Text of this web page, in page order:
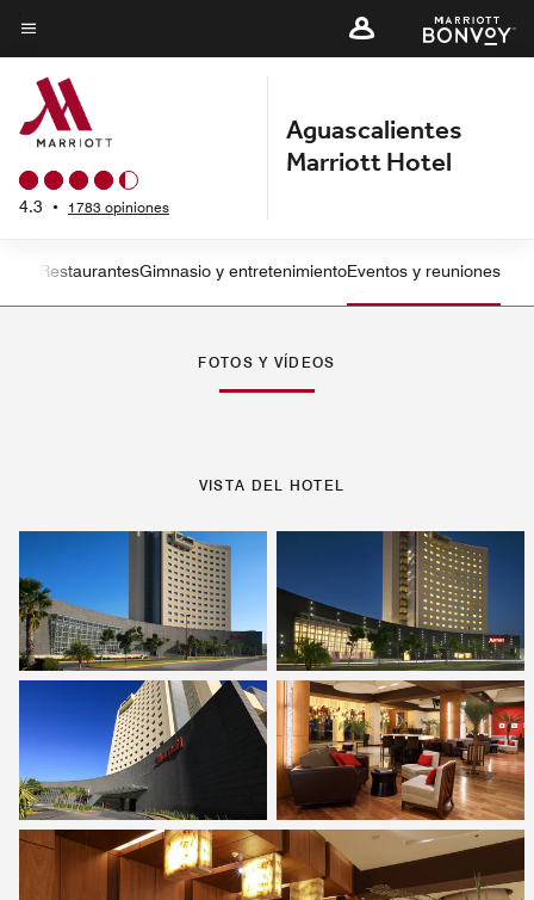
Skip
to
main
content
Texto del menú
4.3 • 1783 opiniones
Aguascalientes
Marriott Hotel
Flecha izquierda
RestaurantesGimnasio y entretenimientoEventos y reuniones
FOTOS Y VÍDEOS
VISTA DEL HOTEL